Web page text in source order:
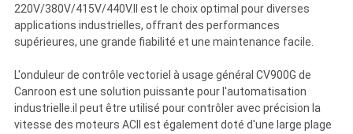
220V/380V/415V/440V.Il est le choix optimal pour diverses
applications industrielles, offrant des performances
supérieures, une grande fiabilité et une maintenance facile.
L'onduleur de contrôle vectoriel à usage général CV900G de
Canroon est une solution puissante pour l'automatisation
industrielle.il peut être utilisé pour contrôler avec précision la
vitesse des moteurs ACIl est également doté d'une large plage